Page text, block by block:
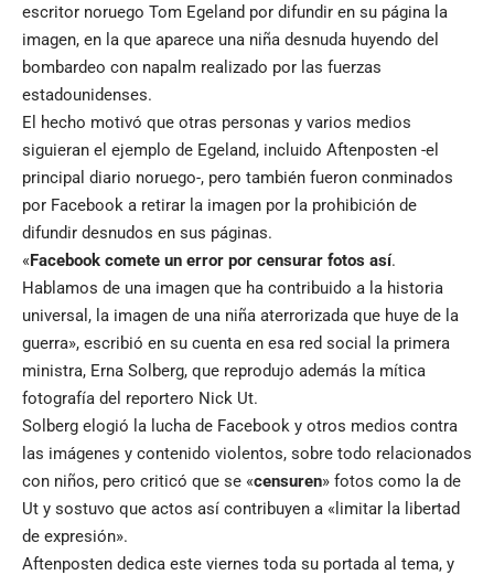
escritor noruego Tom Egeland por difundir en su página la
imagen, en la que aparece una niña desnuda huyendo del
bombardeo con napalm realizado por las fuerzas
estadounidenses.
El hecho motivó que otras personas y varios medios
siguieran el ejemplo de Egeland, incluido Aftenposten -el
principal diario noruego-, pero también fueron conminados
por Facebook a retirar la imagen por la prohibición de
difundir desnudos en sus páginas.
«Facebook comete un error por censurar fotos así.
Hablamos de una imagen que ha contribuido a la historia
universal, la imagen de una niña aterrorizada que huye de la
guerra», escribió en su cuenta en esa red social la primera
ministra, Erna Solberg, que reprodujo además la mítica
fotografía del reportero Nick Ut.
Solberg elogió la lucha de Facebook y otros medios contra
las imágenes y contenido violentos, sobre todo relacionados
con niños, pero criticó que se «censuren» fotos como la de
Ut y sostuvo que actos así contribuyen a «limitar la libertad
de expresión».
Aftenposten dedica este viernes toda su portada al tema, y